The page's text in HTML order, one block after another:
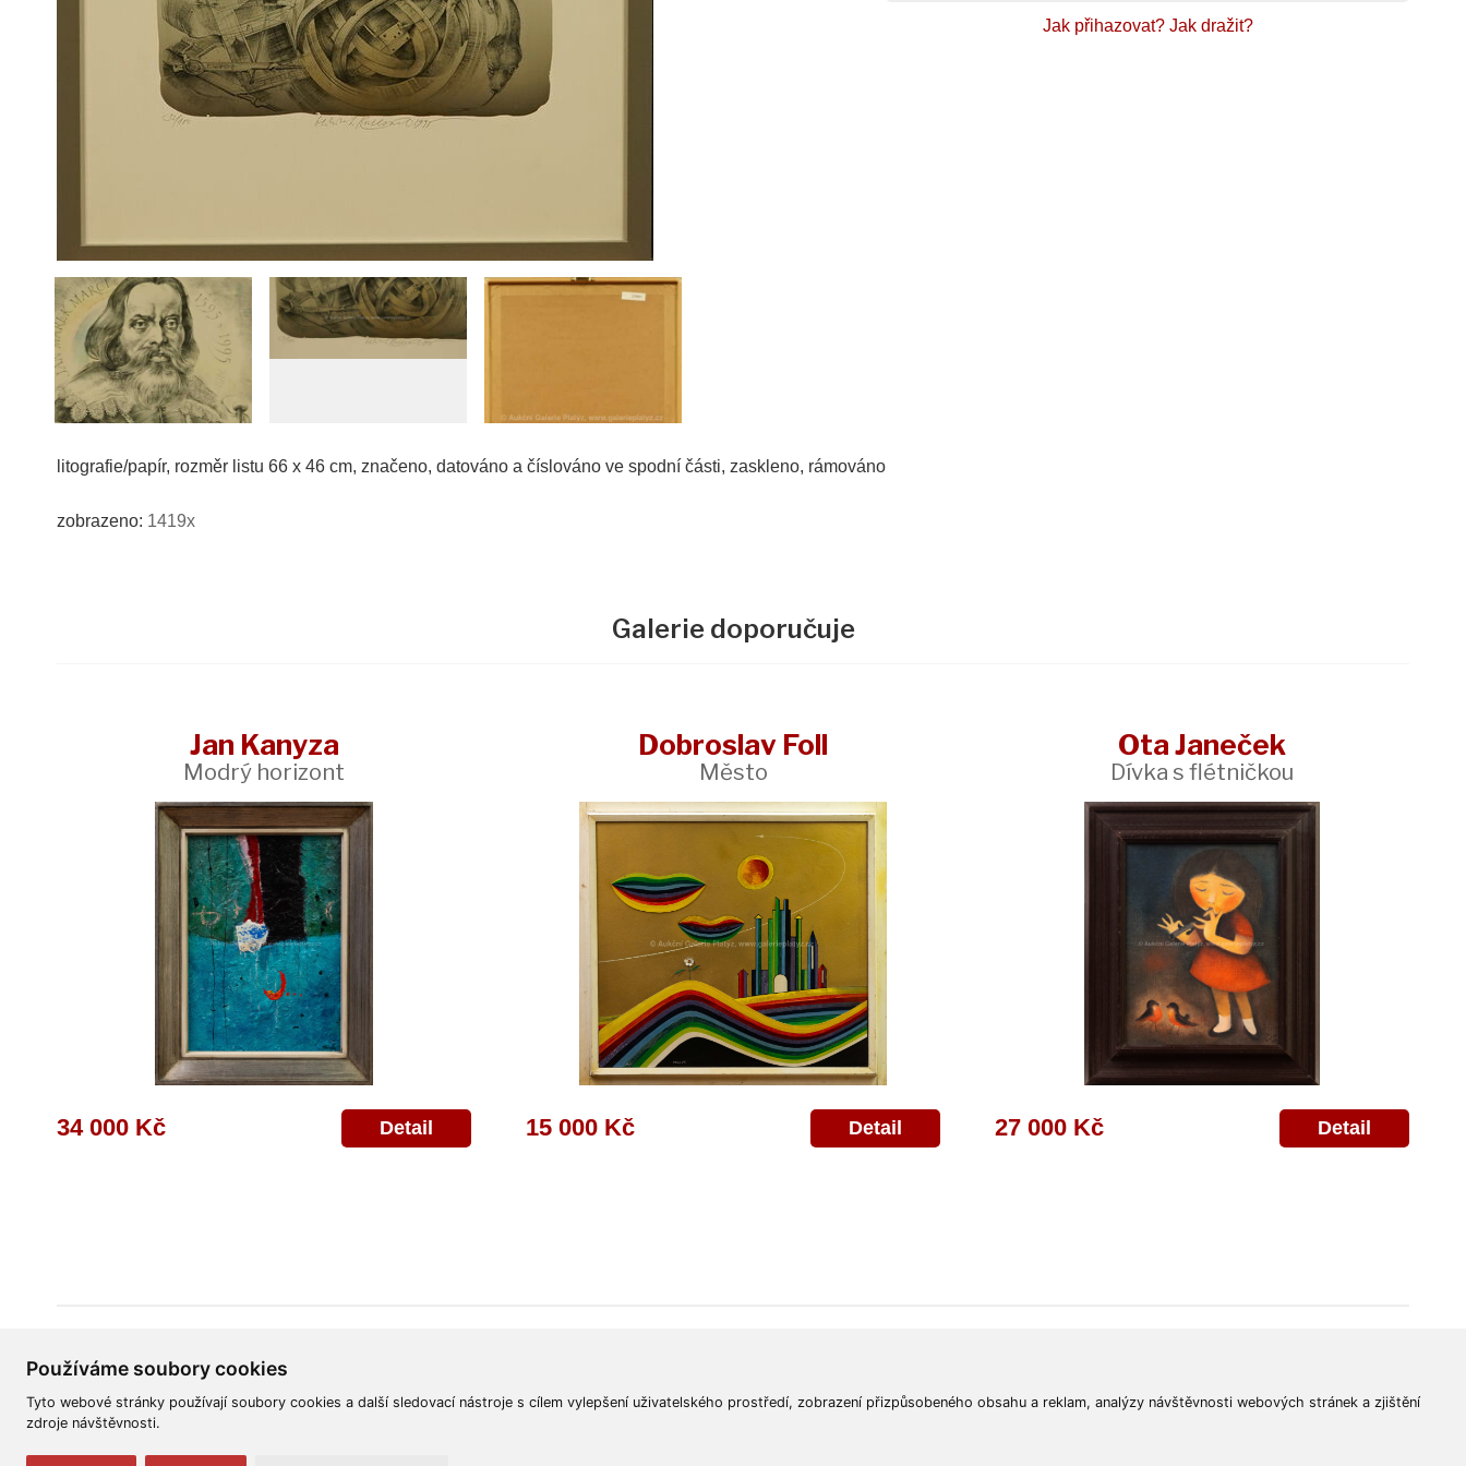
Používáme soubory cookies
Tyto webové stránky používají soubory cookies a další sledovací nástroje s cílem vylepšení uživatelského prostředí, zobrazení přizpůsobeného obsahu a reklam, analýzy návštěvnosti webových stránek a zjištění
zdroje návštěvnosti.
litografie/papír, rozměr listu 66 x 46 cm, značeno, datováno a číslováno ve spodní části, zaskleno, rámováno
zobrazeno: 1419x
Jak přihazovat? Jak dražit?
Galerie doporučuje
Jan Kanyza
Modrý horizont
34 000 Kč Detail
Dobroslav Foll
Město
15 000 Kč Detail
Ota Janeček
Dívka s flétničkou
27 000 Kč Detail